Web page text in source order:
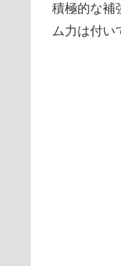
積極的な補
ム力は付